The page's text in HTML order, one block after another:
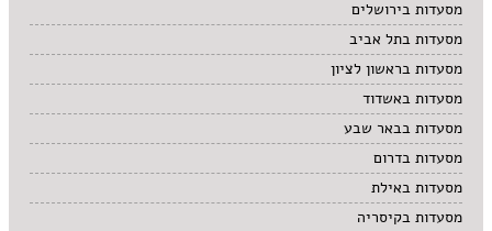
מסעדות בירושלים
מסעדות בתל אביב
מסעדות בראשון לציון
מסעדות באשדוד
מסעדות בבאר שבע
מסעדות בדרום
מסעדות באילת
מסעדות בקיסריה